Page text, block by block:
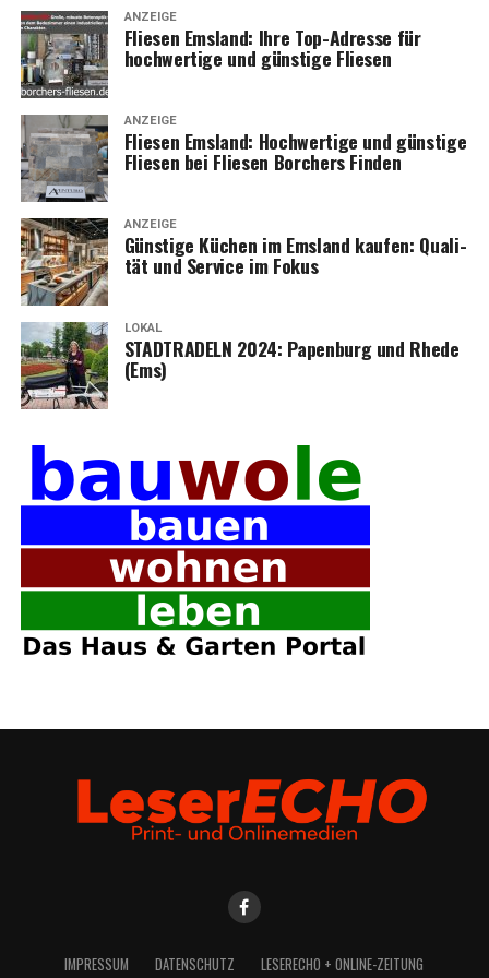
ANZEIGE
Flie­sen Ems­land: Ihre Top-Adres­se für
hoch­wer­ti­ge und güns­ti­ge Fliesen
ANZEIGE
Flie­sen Ems­land: Hoch­wer­ti­ge und güns­ti­ge
Flie­sen bei Flie­sen Bor­chers Finden
ANZEIGE
Güns­ti­ge Küchen im Ems­land kau­fen: Qua­li­
tät und Ser­vice im Fokus
LOKAL
STADTRADELN 2024: Papen­burg und Rhe­de
(Ems)
IMPRES­SUM DATEN­SCHUTZ LESE­R­ECHO + ONLINE-ZEITUNG